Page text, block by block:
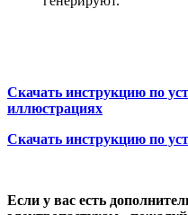
Скачать инструкцию по
иллюстрациях
Скачать инструкцию по
Если у вас есть